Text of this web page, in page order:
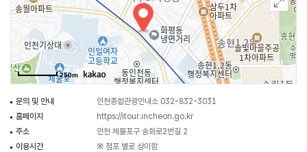
(출처 : 인천투어 홈페이지)
250m
문의 및 안내
인천종합관광안내소 032-832-3031
홈페이지
https://itour.incheon.go.kr
주소
인천 제물포구 송화로2번길 2
이용시간
※ 점포 별로 상이함